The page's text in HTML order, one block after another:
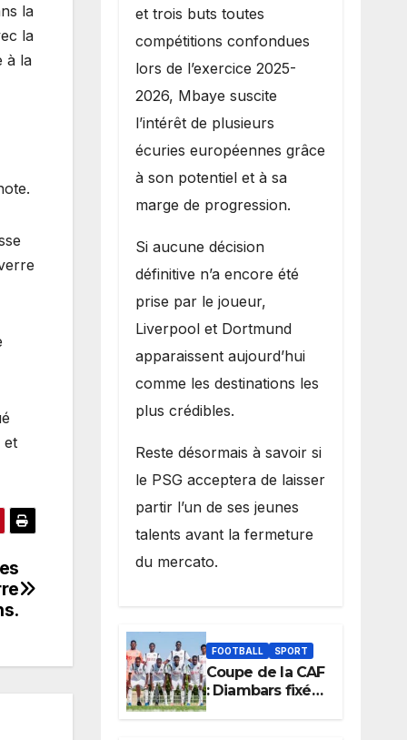
la
la
à la
et
et trois buts toutes
compétitions confondues
lors de l’exercice 2025-
2026, Mbaye suscite
l’intérêt de plusieurs
écuries européennes grâce
à son potentiel et à sa
marge de progression.
Si aucune décision
définitive n’a encore été
prise par le joueur,
Liverpool et Dortmund
apparaissent aujourd’hui
comme les destinations les
plus crédibles.
Reste désormais à savoir si
le PSG acceptera de laisser
partir l’un de ses jeunes
talents avant la fermeture
du mercato.
FOOTBALL SPORT
Coupe de la CAF
: Diambars fixé
sur son destin